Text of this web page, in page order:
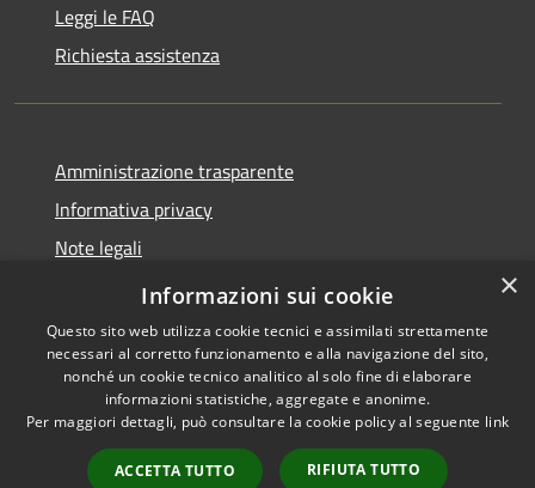
Leggi le FAQ
Richiesta assistenza
Amministrazione trasparente
Informativa privacy
Note legali
Dichiarazione di accessibilità
Accessibilità
Copyright © 2026 • Comune di
Carovigno • Powered by
Municipium•
Accesso
×
Informazioni sui cookie
Questo sito web utilizza cookie tecnici e assimilati strettamente
necessari al corretto funzionamento e alla navigazione del sito,
nonché un cookie tecnico analitico al solo fine di elaborare
informazioni statistiche, aggregate e anonime.
Per maggiori dettagli, può consultare la cookie policy al seguente link
ACCETTA TUTTO RIFIUTA TUTTO